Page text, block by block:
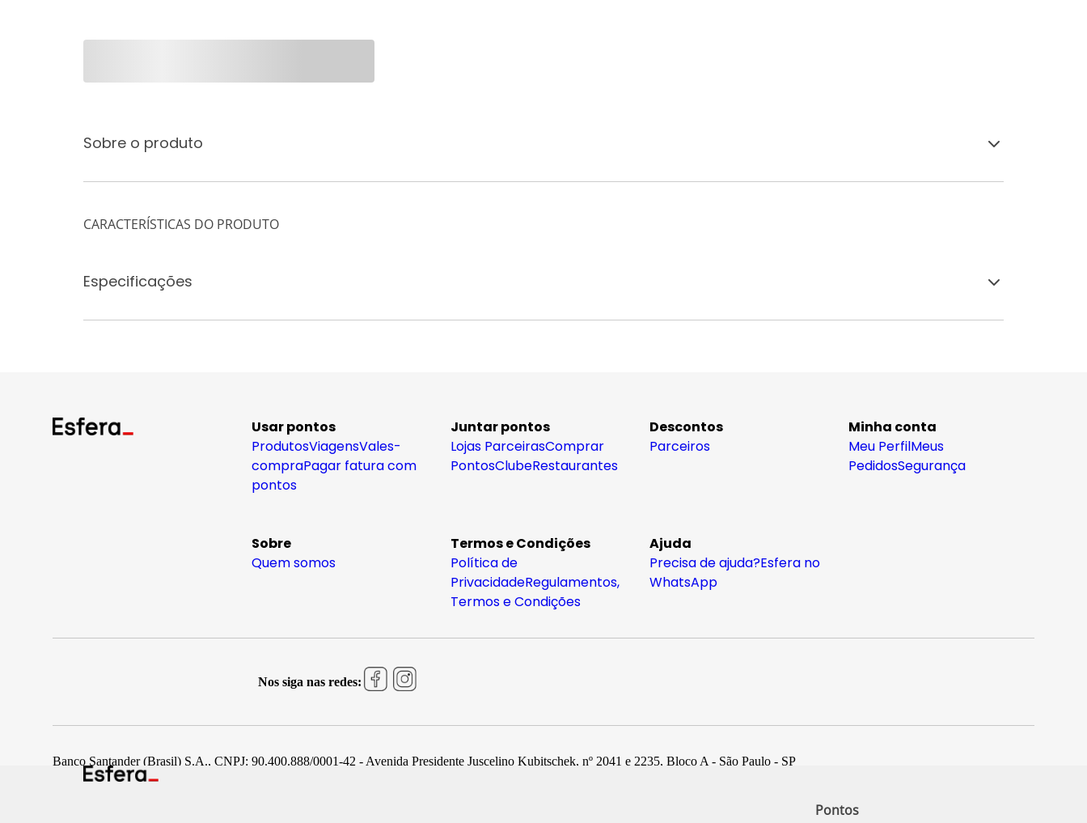
Pontos
Sobre o produto
CARACTERÍSTICAS DO PRODUTO
Especificações
Usar pontos
ProdutosViagensVales-
compraPagar fatura com
pontos
Juntar pontos
Lojas ParceirasComprar
PontosClubeRestaurantes
Descontos
Parceiros
Minha conta
Meu PerfilMeus
PedidosSegurança
Sobre
Quem somos
Termos e Condições
Política de
PrivacidadeRegulamentos,
Termos e Condições
Ajuda
Precisa de ajuda?Esfera no
WhatsApp
Nos siga nas redes:
Banco Santander (Brasil) S.A., CNPJ: 90.400.888/0001-42 - Avenida Presidente Juscelino Kubitschek, nº 2041 e 2235, Bloco A - São Paulo - SP